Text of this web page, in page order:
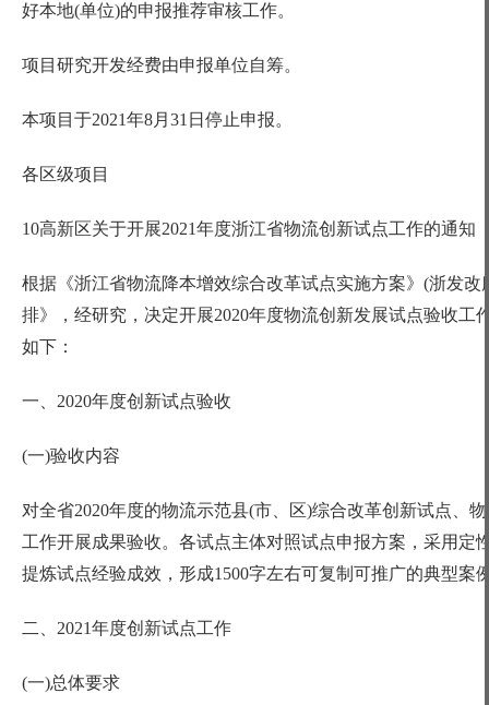
好本地(单位)的申报推荐审核工作。
项目研究开发经费由申报单位自筹。
本项目于2021年8月31日停止申报。
各区级项目
10高新区关于开展2021年度浙江省物流创新试点工作的通知
根据《浙江省物流降本增效综合改革试点实施方案》 (浙发改
排》，经研究，决定开展2020年度物流创新发展试点验收
如下：
一、 2020年度创新试点验收
(一)验收内容
对全省2020年度的物流示范县(市、区)综合改革创新试点、
工作开展成果验收。各试点主体对照试点申报方案，采用
提炼试点经验成效，形成1500字左右可复制可推广的典型案
二、 2021年度创新试点工作
(一)总体要求